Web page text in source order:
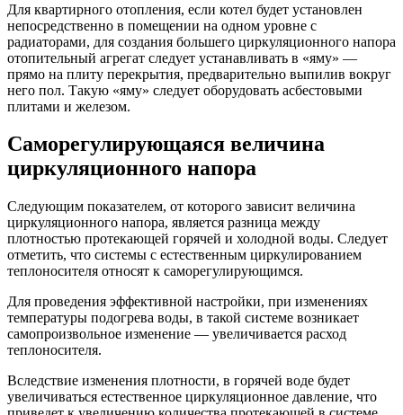
Для квартирного отопления, если котел будет установлен
непосредственно в помещении на одном уровне с
радиаторами, для создания большего циркуляционного напора
отопительный агрегат следует устанавливать в «яму» —
прямо на плиту перекрытия, предварительно выпилив вокруг
него пол. Такую «яму» следует оборудовать асбестовыми
плитами и железом.
Саморегулирующаяся величина
циркуляционного напора
Следующим показателем, от которого зависит величина
циркуляционного напора, является разница между
плотностью протекающей горячей и холодной воды. Следует
отметить, что системы с естественным циркулированием
теплоносителя относят к саморегулирующимся.
Для проведения эффективной настройки, при изменениях
температуры подогрева воды, в такой системе возникает
самопроизвольное изменение — увеличивается расход
теплоносителя.
Вследствие изменения плотности, в горячей воде будет
увеличиваться естественное циркуляционное давление, что